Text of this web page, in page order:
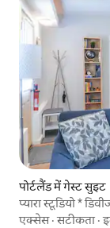
पोर्टलैंड में गेस्ट सुइट
प्यारा स्टूडियो *
एक्सेस·सटीकता ·